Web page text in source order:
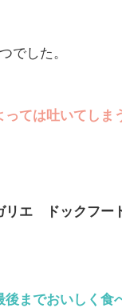
でした。
っては吐いてしま
リエ ドックフー
後までおいしく食